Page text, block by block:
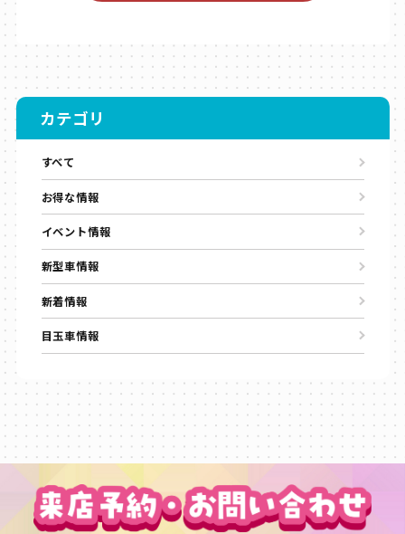
カテゴリ
すべて
お得な情報
イベント情報
新型車情報
新着情報
目玉車情報